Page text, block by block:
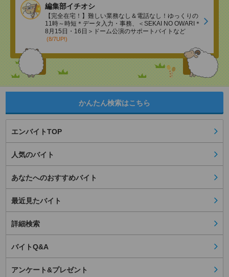
編集部イチオシ
【完全在宅！】難しい業務なし＆電話なし！ゆっくりの
11時～時短＊データ入力・事務、＜SEKAI NO OWARI＊
8月15日・16日＞ドーム公演のサポートバイトなど
(8/7UP!)
かんたん検索はこちら
エンバイトTOP
人気のバイト
あなたへのおすすめバイト
最近見たバイト
詳細検索
バイトQ&A
アンケート&プレゼント